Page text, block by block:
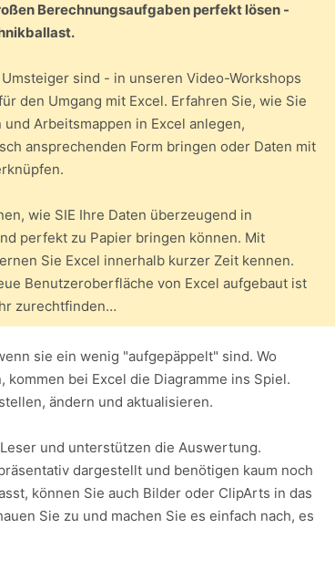
Berechnungsaufgaben perfekt lösen -
sind - in unseren Video-Workshops
den Umgang mit Excel. Erfahren Sie, wie Sie
Arbeitsmappen in Excel anlegen,
ansprechenden Form bringen oder Daten mit
wie SIE Ihre Daten überzeugend in
perfekt zu Papier bringen können. Mit
Sie Excel innerhalb kurzer Zeit kennen.
Benutzeroberfläche von Excel aufgebaut ist
zurechtfinden…
sie ein wenig "aufgepäppelt" sind. Wo
kommen bei Excel die Diagramme ins Spiel.
ändern und aktualisieren.
und unterstützen die Auswertung.
dargestellt und benötigen kaum noch
können Sie auch Bilder oder ClipArts in das
Sie zu und machen Sie es einfach nach, es